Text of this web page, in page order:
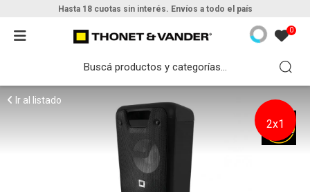
Hasta 18 cuotas sin interés. Envíos a todo el país
0
2x1
Ir al listado